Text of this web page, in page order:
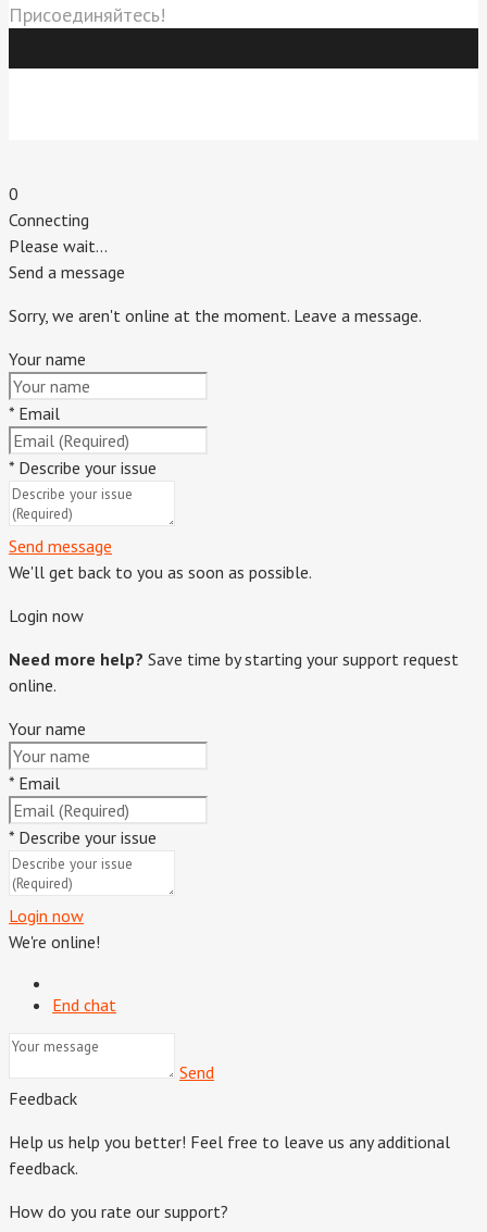
Присоединяйтесь!
0
Connecting
Please wait...
Send a message
Sorry, we aren't online at the moment. Leave a message.
Your name
* Email
* Describe your issue
Send message
We'll get back to you as soon as possible.
Login now
Need more help? Save time by starting your support request
online.
Your name
* Email
* Describe your issue
Login now
We're online!
End chat
Send
Feedback
Help us help you better! Feel free to leave us any additional
feedback.
How do you rate our support?